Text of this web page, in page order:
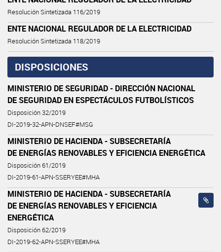
Resolución Sintetizada 116/2019
ENTE NACIONAL REGULADOR DE LA ELECTRICIDAD
Resolución Sintetizada 118/2019
DISPOSICIONES
MINISTERIO DE SEGURIDAD - DIRECCIÓN NACIONAL
DE SEGURIDAD EN ESPECTÁCULOS FUTBOLÍSTICOS
Disposición 32/2019
DI-2019-32-APN-DNSEF#MSG
MINISTERIO DE HACIENDA - SUBSECRETARÍA
DE ENERGÍAS RENOVABLES Y EFICIENCIA ENERGÉTICA
Disposición 61/2019
DI-2019-61-APN-SSERYEE#MHA
MINISTERIO DE HACIENDA - SUBSECRETARÍA
DE ENERGÍAS RENOVABLES Y EFICIENCIA
ENERGÉTICA
Disposición 62/2019
DI-2019-62-APN-SSERYEE#MHA